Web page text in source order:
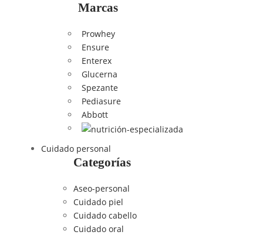
Marcas
Prowhey
Ensure
Enterex
Glucerna
Spezante
Pediasure
Abbott
Cuidado personal
Categorías
Aseo-personal
Cuidado piel
Cuidado cabello
Cuidado oral